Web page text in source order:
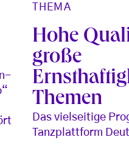
THEMA
Hohe
große
Themen
Das vielseitige
Tanzplattform